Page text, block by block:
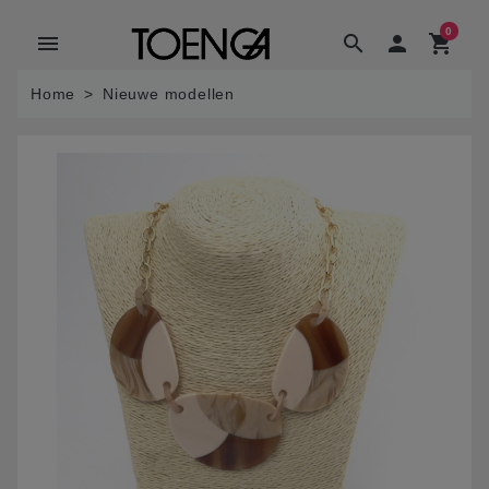
search
menu  shopping_cart
0
Home Nieuwe modellen